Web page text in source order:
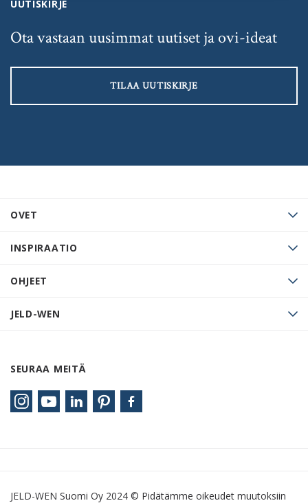
OVET
INSPIRAATIO
OHJEET
JELD-WEN
SEURAA MEITÄ
UUTISKIRJE
Ota vastaan uusimmat uutiset ja ovi-ideat
TILAA UUTISKIRJE
JELD-WEN Suomi Oy 2024 © Pidätämme oikeudet muutoksiin